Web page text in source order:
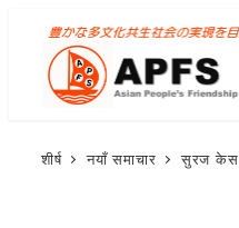
सामग्रीमा
जानुहोस्
शीर्ष नयाँ समाचार सुरज केस